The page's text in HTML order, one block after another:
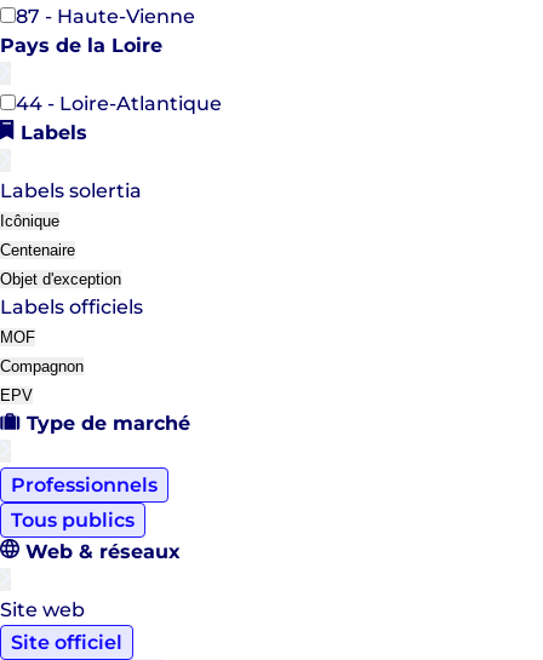
87 - Haute-Vienne
Pays de la Loire
44 - Loire-Atlantique
Labels
Labels solertia
Icônique
Centenaire
Objet d'exception
Labels officiels
MOF
Compagnon
EPV
Type de marché
Professionnels
Tous publics
Web & réseaux
Site web
Site officiel